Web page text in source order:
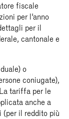
fiscale
per l'anno
per il
cantonale e
o
coniugate),
tariffa per le
anche a
il reddito più